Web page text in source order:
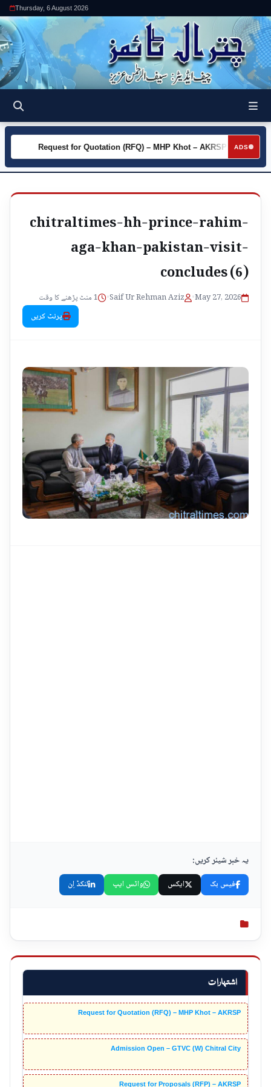
Thursday, 6 August 2026
ADS
►
Request for Quotation (RFQ) – MHP Khot – AKRSP
اشتہارات
Request for Quotation (RFQ) – MHP Khot – AKRSP
Admission Open – GTVC (W) Chitral City
Request for Proposals (RFP) – AKRSP
chitraltimes-hh-prince-rahim-
aga-khan-pakistan-visit-
concludes (6)
May 27, 2026
•
Saif Ur Rehman Aziz
•
1 منٹ پڑھنے کا وقت
پرنٹ کریں
یہ خبر شیئر کریں:
فیس بک ایکس واٹس ایپ لنکڈ اِن